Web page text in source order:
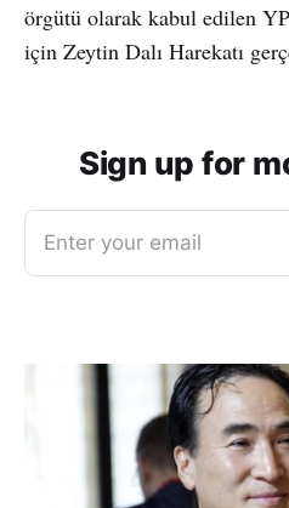
örgütü olarak kabul edilen
için Zeytin Dalı Harekatı
Sign up for
Enter your email